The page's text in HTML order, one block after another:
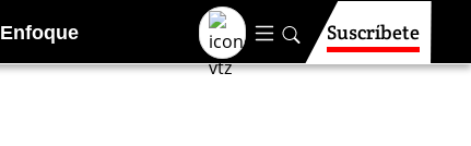
Enfoque Suscríbete